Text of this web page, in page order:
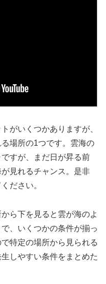
がいくつかありますが、
場所の1つです。雲海の
すが、まだ日が昇る前
見れるチャンス。是非
ださい。
ら下を見ると雲が海のよ
、いくつかの条件が揃っ
特定の場所から見られる
しやすい条件をまとめた